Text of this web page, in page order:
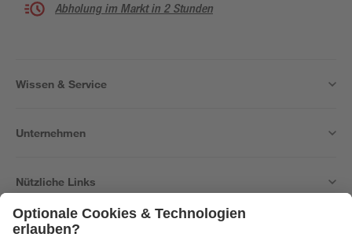
Abholung im Markt in 2 Stunden
Wissen & Service
Unternehmen
Nützliche Links